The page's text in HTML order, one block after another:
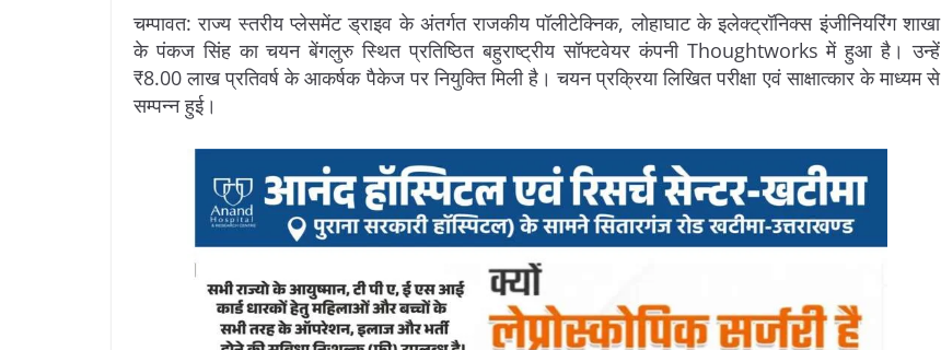
चम्पावत: राज्य स्तरीय प्लेसमेंट ड्राइव के अंतर्गत राजकीय पॉलीटेक्निक, लोहाघाट के इलेक्ट्रॉनिक्स इंजीनियरिंग शाखा
के पंकज सिंह का चयन बेंगलुरु स्थित प्रतिष्ठित बहुराष्ट्रीय सॉफ्टवेयर कंपनी Thoughtworks में हुआ है। उन्हें
₹8.00 लाख प्रतिवर्ष के आकर्षक पैकेज पर नियुक्ति मिली है। चयन प्रक्रिया लिखित परीक्षा एवं साक्षात्कार के माध्यम से
सम्पन्न हुई।